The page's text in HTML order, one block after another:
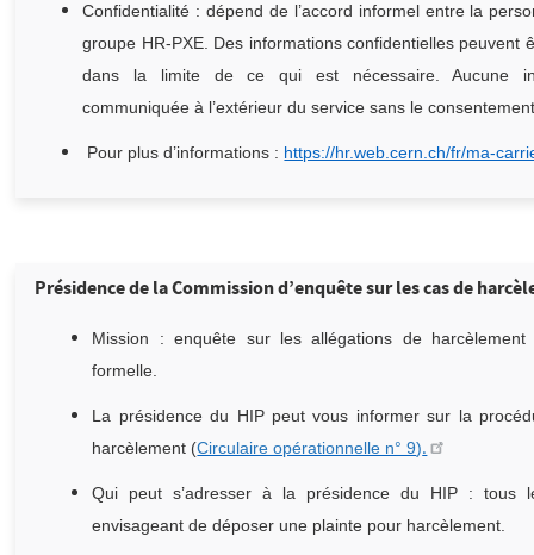
Confidentialité : dépend de l’accord informel entre la
groupe HR-PXE. Des informations confidentielles peuvent
dans la limite de ce qui est nécessaire. Aucune
communiquée à l’extérieur du service sans le
Pour plus d’informations : https://hr.web.cern.ch/fr/ma-
Présidence de la Commission d’enquête sur les cas de
Mission : enquête sur les allégations de harcèlement
formelle.
La présidence du HIP peut vous informer sur la
harcèlement (Circulaire opérationnelle n° 9).
Qui peut s’adresser à la présidence du HIP : tous
envisageant de déposer une plainte pour harcèlement.